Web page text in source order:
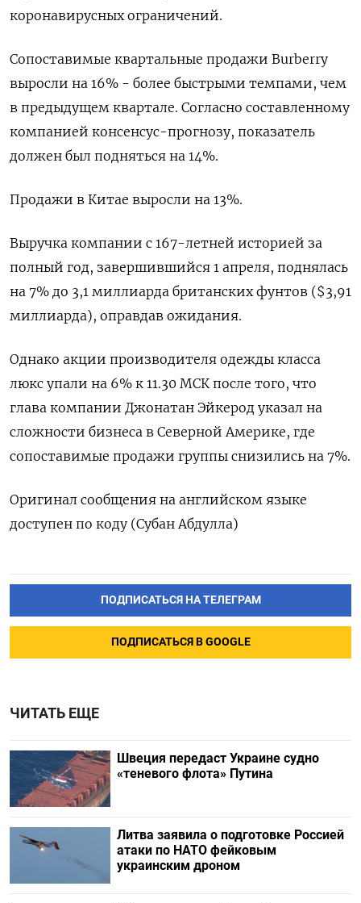
коронавирусных ограничений.
Сопоставимые квартальные продажи Burberry
выросли на 16% - более быстрыми темпами, чем
в предыдущем квартале. Согласно составленному
компанией консенсус-прогнозу, показатель
должен был подняться на 14%.
Продажи в Китае выросли на 13%.
Выручка компании с 167-летней историей за
полный год, завершившийся 1 апреля, поднялась
на 7% до 3,1 миллиарда британских фунтов ($3,91
миллиарда), оправдав ожидания.
Однако акции производителя одежды класса
люкс упали на 6% к 11.30 МСК после того, что
глава компании Джонатан Эйкерод указал на
сложности бизнеса в Северной Америке, где
сопоставимые продажи группы снизились на 7%.
Оригинал сообщения на английском языке
доступен по коду (Субан Абдулла)
ПОДПИСАТЬСЯ НА ТЕЛЕГРАМ
ПОДПИСАТЬСЯ В GOOGLE
ЧИТАТЬ ЕЩЕ
Швеция передаст Украине судно
«теневого флота» Путина
Литва заявила о подготовке Россией
атаки по НАТО фейковым
украинским дроном